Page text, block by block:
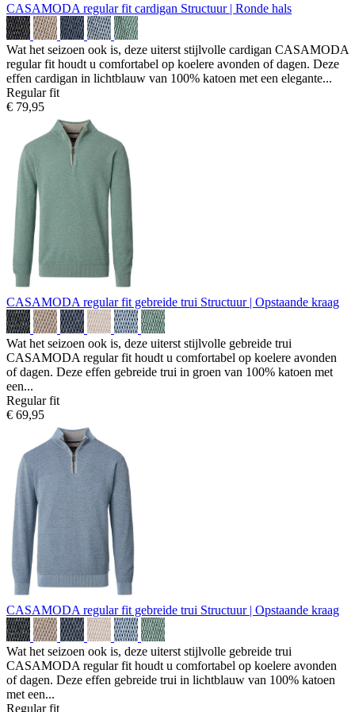
CASAMODA regular fit cardigan Structuur | Ronde hals
Wat het seizoen ook is, deze uiterst stijlvolle cardigan CASAMODA
regular fit houdt u comfortabel op koelere avonden of dagen. Deze
effen cardigan in lichtblauw van 100% katoen met een elegante...
Regular fit
€ 79,95
CASAMODA regular fit gebreide trui Structuur | Opstaande kraag
Wat het seizoen ook is, deze uiterst stijlvolle gebreide trui
CASAMODA regular fit houdt u comfortabel op koelere avonden
of dagen. Deze effen gebreide trui in groen van 100% katoen met
een...
Regular fit
€ 69,95
CASAMODA regular fit gebreide trui Structuur | Opstaande kraag
Wat het seizoen ook is, deze uiterst stijlvolle gebreide trui
CASAMODA regular fit houdt u comfortabel op koelere avonden
of dagen. Deze effen gebreide trui in lichtblauw van 100% katoen
met een...
Regular fit